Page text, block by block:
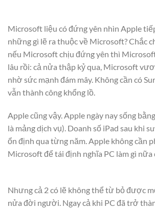
Microsoft liệu có đứng yên nhìn Apple
những gì lẽ ra thuộc về Microsoft? Chắc
nếu Microsoft chịu đứng yên thì
lâu rồi: cả nửa thập kỷ qua, Microsoft
nhờ sức mạnh đám mây. Không cần có
vẫn thành công khổng lồ.
Apple cũng vậy. Apple ngày nay sống
là mảng dịch vụ). Doanh số iPad sau khi
ổn định qua từng năm. Apple không cần
Microsoft để tái định nghĩa PC làm gì nữa
Nhưng cả 2 có lẽ không thể từ bỏ được
nửa đời người. Ngay cả khi PC đã trở